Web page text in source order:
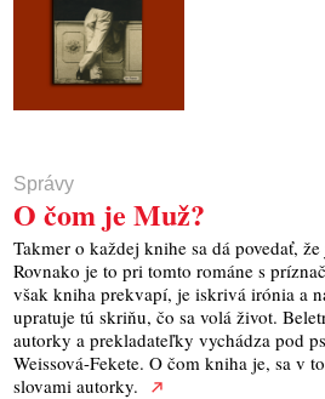
Správy
O čom je Muž?
Takmer o každej knihe sa dá povedať,
Rovnako je to pri tomto románe s
však kniha prekvapí, je iskrivá irónia a
upratuje tú skriňu, čo sa volá život.
autorky a prekladateľky vychádza pod
Weissová-Fekete. O čom kniha je, sa v
slovami autorky.